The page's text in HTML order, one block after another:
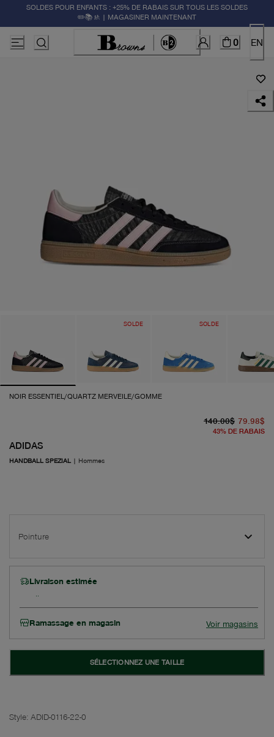
SOLDES POUR ENFANTS : +25% DE RABAIS SUR TOUS LES SOLDES
✏️📚🚸 | MAGASINER MAINTENANT
0 EN
SOLDE SOLDE
NOIR ESSENTIEL/QUARTZ MERVEILE/GOMME
ADIDAS
HANDBALL SPEZIAL | Hommes
140.00$ 79.98$
43% DE RABAIS
Pointure
Livraison estimée
Ramassage en magasin Voir magasins
SÉLECTIONNEZ UNE TAILLE
Style: ADID-0116-22-0